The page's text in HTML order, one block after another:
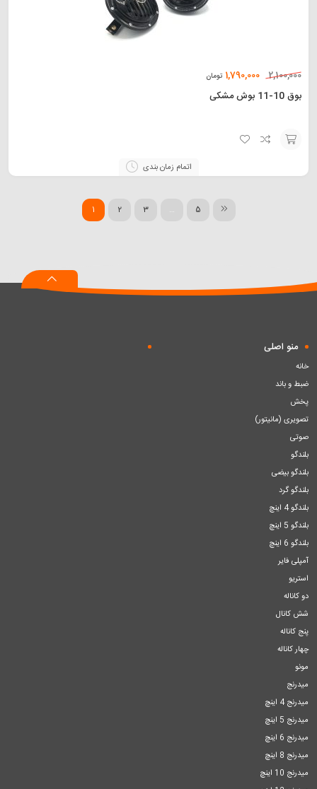
2,100,000
1,790,000 تومان
بوق 10-11 بوش مشکی
اتمام زمان بندی
1 2 3 … 5
منو اصلی
خانه
ضبط و باند
پخش
تصویری (مانیتور)
صوتی
بلندگو
بلندگو بیضی
بلندگو گرد
بلندگو 4 اینچ
بلندگو 5 اینچ
بلندگو 6 اینچ
آمپلی فایر
استریو
دو کاناله
شش کانال
پنج کاناله
چهار کاناله
مونو
میدرنج
میدرنج 4 اینچ
میدرنج 5 اینچ
میدرنج 6 اینچ
میدرنج 8 اینچ
میدرنج 10 اینچ